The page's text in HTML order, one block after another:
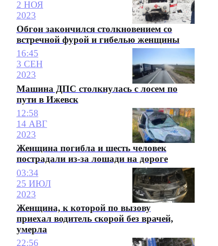
2 НОЯ
2023
Обгон закончился столкновением со
встречной фурой и гибелью женщины
16:45
3 СЕН
2023
Машина ДПС столкнулась с лосем по
пути в Ижевск
12:58
14 АВГ
2023
Женщина погибла и шесть человек
пострадали из-за лошади на дороге
03:34
25 ИЮЛ
2023
Женщина, к которой по вызову
приехал водитель скорой без врачей,
умерла
22:56